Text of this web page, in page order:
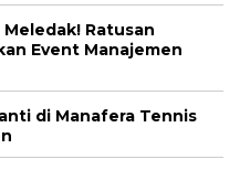
Ratusan
Event Manajemen
di Manafera Tennis